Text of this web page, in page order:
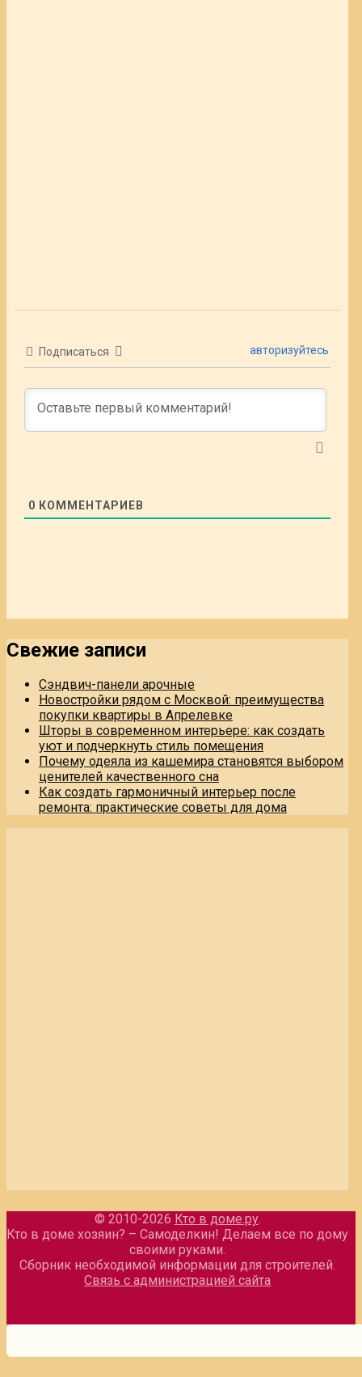
Подписаться авторизуйтесь
0 КОММЕНТАРИЕВ
Свежие записи
Сэндвич-панели арочные
Новостройки рядом с Москвой: преимущества
покупки квартиры в Апрелевке
Шторы в современном интерьере: как создать
уют и подчеркнуть стиль помещения
Почему одеяла из кашемира становятся выбором
ценителей качественного сна
Как создать гармоничный интерьер после
ремонта: практические советы для дома
© 2010-2026 Кто в доме.ру.
Кто в доме хозяин? – Самоделкин! Делаем все по дому
своими руками.
Сборник необходимой информации для строителей.
Связь с администрацией сайта